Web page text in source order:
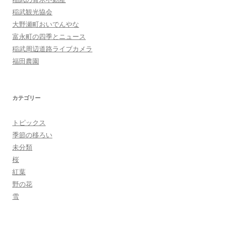
稲武観光協会
大野瀬町おいでんやな
富永町の四季とニュース
稲武周辺道路ライブカメラ
福田農園
カテゴリー
トピックス
季節の移ろい
未分類
桜
紅葉
野の花
雪